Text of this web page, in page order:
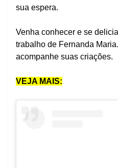
sua espera.
Venha conhecer e se
trabalho de Fernanda
acompanhe suas criações.
VEJA MAIS: